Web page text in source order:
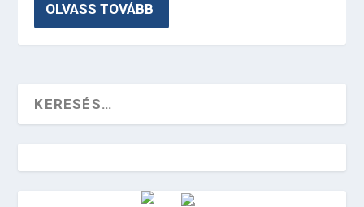
OLVASS TOVÁBB